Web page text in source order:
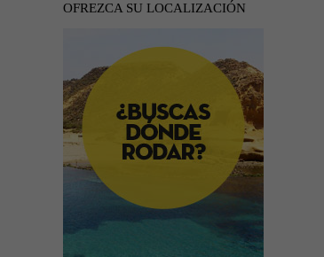
OFREZCA SU LOCALIZACIÓN